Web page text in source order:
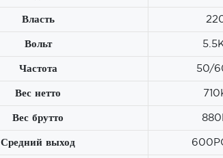
Власть
Вольт
Частота 50/
Вес нетто
Вес брутто
Средний выход